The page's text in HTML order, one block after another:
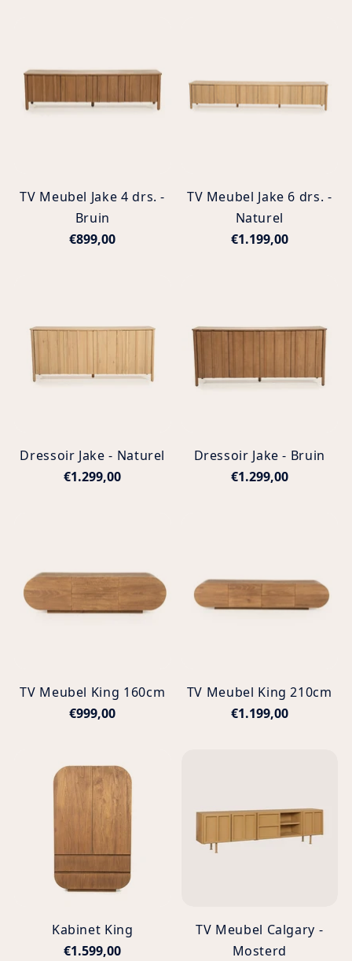
TV Meubel Jake 4 drs. -
Bruin
€899,00
TV Meubel Jake 6 drs. -
Naturel
€1.199,00
Dressoir Jake - Naturel
€1.299,00
Dressoir Jake - Bruin
€1.299,00
TV Meubel King 160cm
€999,00
TV Meubel King 210cm
€1.199,00
Kabinet King
€1.599,00
TV Meubel Calgary -
Mosterd